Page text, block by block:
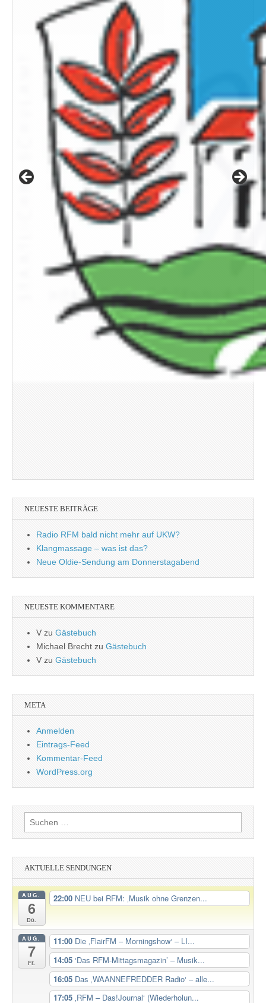
NEUESTE BEITRÄGE
Radio RFM bald nicht mehr auf UKW?
Klangmassage – was ist das?
Neue Oldie-Sendung am Donnerstagabend
NEUESTE KOMMENTARE
V zu Gästebuch
Michael Brecht zu Gästebuch
Vzu Gästebuch
META
Anmelden
Eintrags-Feed
Kommentar-Feed
WordPress.org
Suchen
nach:
AKTUELLE SENDUNGEN
AUG.
6
Do.
22:00 NEU bei RFM: ‚Musik ohne Grenzen...
AUG.
7
Fr.
11:00 Die ‚FlairFM – Morningshow‘ – LI...
14:05 ‘Das RFM-Mittagsmagazin’ – Musik...
16:05 Das ‚WAANNEFREDDER Radio‘ – alle...
17:05 ‚RFM – Das!Journal‘ (Wiederholun...